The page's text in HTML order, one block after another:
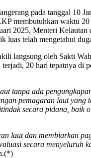
pada tanggal 10
membutuhkan waktu
2025, Menteri Kelautan
luas telah mengetahui
langsung oleh Sakti
20 hari tepatnya di
tanpa ada
pemagaran laut
secara pidana, baik
laut dan membiarkan
secara menyeluruh